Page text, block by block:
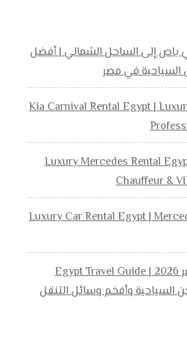
باص إلى الساحل الشمالي | أفضل
السياحية في مصر
Kia Carnival Rental Egypt |
Luxury Mercedes Rental
Chauffeur &
Luxury Car Rental Egypt |
دليل السفر إلى مصر 2026 | Egypt Travel Guide
السياحية وأفخم وسائل التنقل